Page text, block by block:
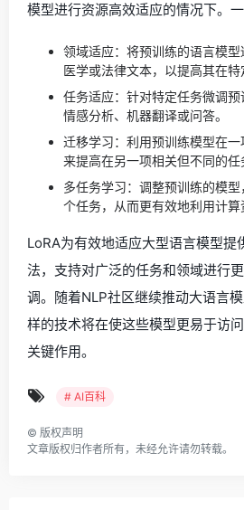
模型进行资源高效适应的情况下。
领域适应：将预训练的语言模
医学或法律文本，以提高其在特
任务适应：针对特定任务微调
情感分析、机器翻译或问答。
迁移学习：利用预训练模型在
来提高在另一项相关但不同的任
多任务学习：调整预训练的模
个任务，从而更有效地利用计算
LoRA为有效地适应大型语言模型提
法，支持对广泛的任务和领域进行
调。随着NLP社区继续推动大语言
样的技术将在使这些模型更易于访
关键作用。
# AI百科
© 版权声明
文章版权归作者所有，未经允许请勿转载。